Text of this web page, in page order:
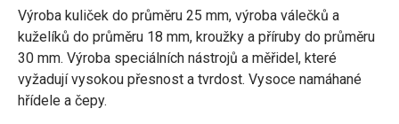
Výroba kuliček do průměru 25 mm, výroba válečků a
kuželíků do průměru 18 mm, kroužky a příruby do průměru
30 mm. Výroba speciálních nástrojů a měřidel, které
vyžadují vysokou přesnost a tvrdost. Vysoce namáhané
hřídele a čepy.